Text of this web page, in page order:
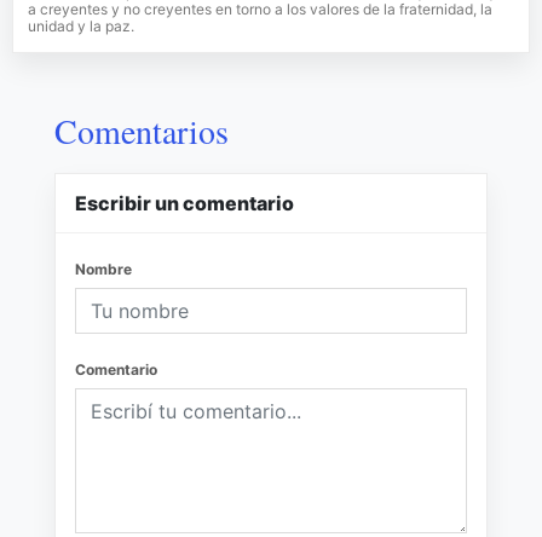
a creyentes y no creyentes en torno a los valores de la fraternidad, la
unidad y la paz.
Comentarios
Escribir un comentario
Nombre
Comentario